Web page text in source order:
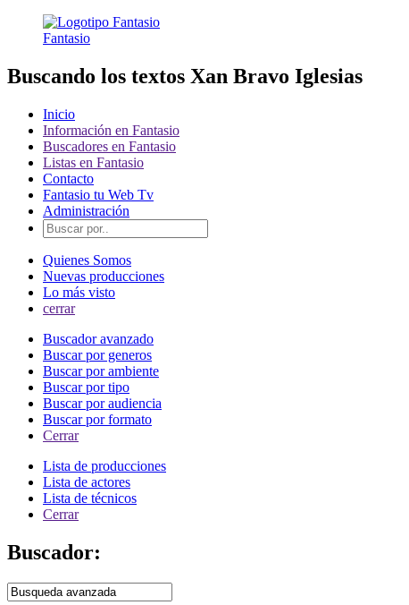
Fantasio
Buscando los textos Xan Bravo Iglesias
Inicio
Información en Fantasio
Buscadores en Fantasio
Listas en Fantasio
Contacto
Fantasio tu Web Tv
Administración
Quienes Somos
Nuevas producciones
Lo más visto
cerrar
Buscador avanzado
Buscar por generos
Buscar por ambiente
Buscar por tipo
Buscar por audiencia
Buscar por formato
Cerrar
Lista de producciones
Lista de actores
Lista de técnicos
Cerrar
Buscador: